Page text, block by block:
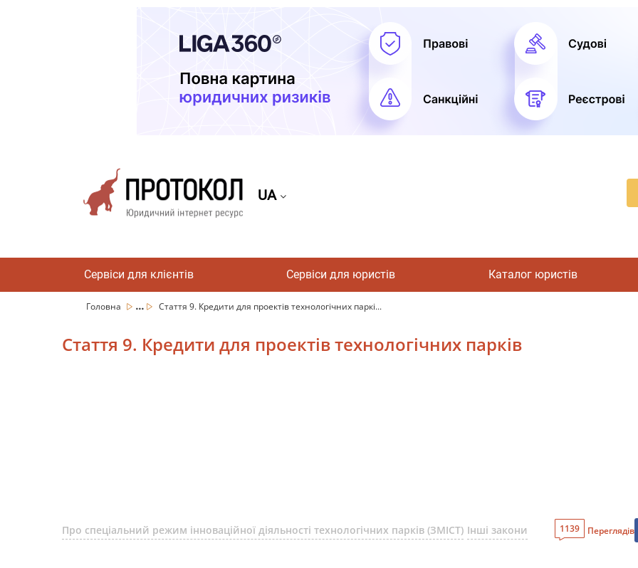
UA
Сервіси для клієнтів Сервіси для юристів Каталог юристів
Головна ... Стаття 9. Кредити для проектів технологічних паркі...
Стаття 9. Кредити для проектів технологічних парків
Про спеціальний режим інноваційної діяльності технологічних парків (ЗМІСТ) Інші закони 1139 Переглядів